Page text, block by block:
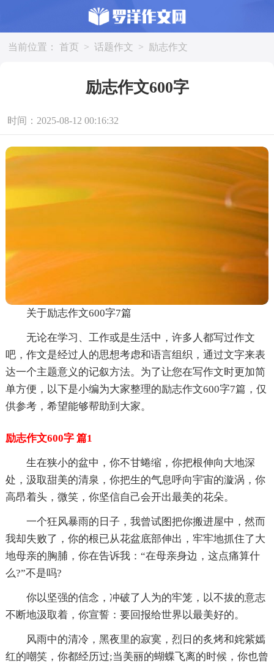
当前位置： 首页 > 话题作文 > 励志作文
励志作文600字
时间：2025-08-12 00:16:32
关于励志作文600字7篇
无论在学习、工作或是生活中，许多人都写过作文
吧，作文是经过人的思想考虑和语言组织，通过文字来表
达一个主题意义的记叙方法。为了让您在写作文时更加简
单方便，以下是小编为大家整理的励志作文600字7篇，仅
供参考，希望能够帮助到大家。
励志作文600字 篇1
生在狭小的盆中，你不甘蜷缩，你把根伸向大地深
处，汲取甜美的清泉，你把生的气息呼向宇宙的漩涡，你
高昂着头，微笑，你坚信自己会开出最美的花朵。
一个狂风暴雨的日子，我曾试图把你搬进屋中，然而
我却失败了，你的根已从花盆底部伸出，牢牢地抓住了大
地母亲的胸脯，你在告诉我：“在母亲身边，这点痛算什
么?”不是吗?
你以坚强的信念，冲破了人为的牢笼，以不拔的意志
不断地汲取着，你宣誓：要回报给世界以最美好的。
风雨中的清冷，黑夜里的寂寞，烈日的炙烤和姹紫嫣
红的嘲笑，你都经历过;当美丽的蝴蝶飞离的时候，你也曾